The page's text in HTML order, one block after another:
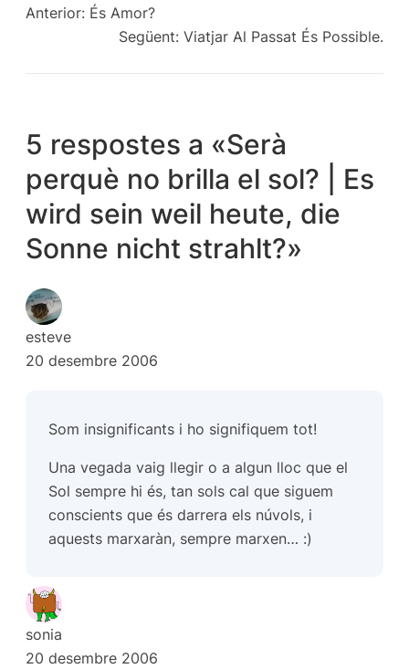
Anterior: És Amor?
Següent: Viatjar Al Passat És Possible.
5 respostes a «Serà
perquè no brilla el sol? | Es
wird sein weil heute, die
Sonne nicht strahlt?»
esteve
20 desembre 2006
Som insignificants i ho signifiquem tot!
Una vegada vaig llegir o a algun lloc que el
Sol sempre hi és, tan sols cal que siguem
conscients que és darrera els núvols, i
aquests marxaràn, sempre marxen… :)
sonia
20 desembre 2006